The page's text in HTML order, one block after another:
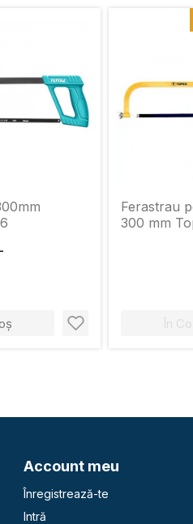
Ferastrau
300 mm
În
Account meu
Înregistrează-te
Intră